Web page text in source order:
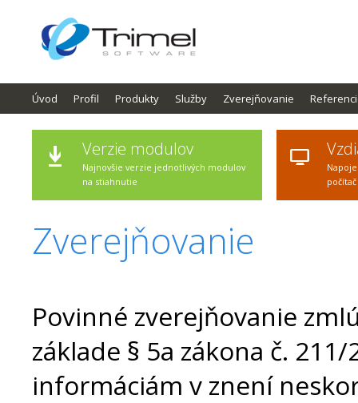
Úvod Profil Produkty Služby Zverejňovanie
Verzie modulov
Najnovšie verzie jednotlivých modulov
na stiahnutie
Zverejňovanie
Povinné zverejňovanie
základe § 5a zákona č.
informáciám v znení